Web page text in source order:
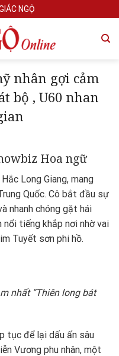
NGỘ
nhân gợi cảm
bộ , U60 nhan
Hoa ngữ
Long Giang, mang
Quốc. Cô bắt đầu sự
nhanh chóng gặt hái
nổi tiếng khắp nơi nhờ vai
Tuyết sơn phi hồ.
nhất “Thiên long bát
tục để lại dấu ấn sâu
Vương phu nhân, một